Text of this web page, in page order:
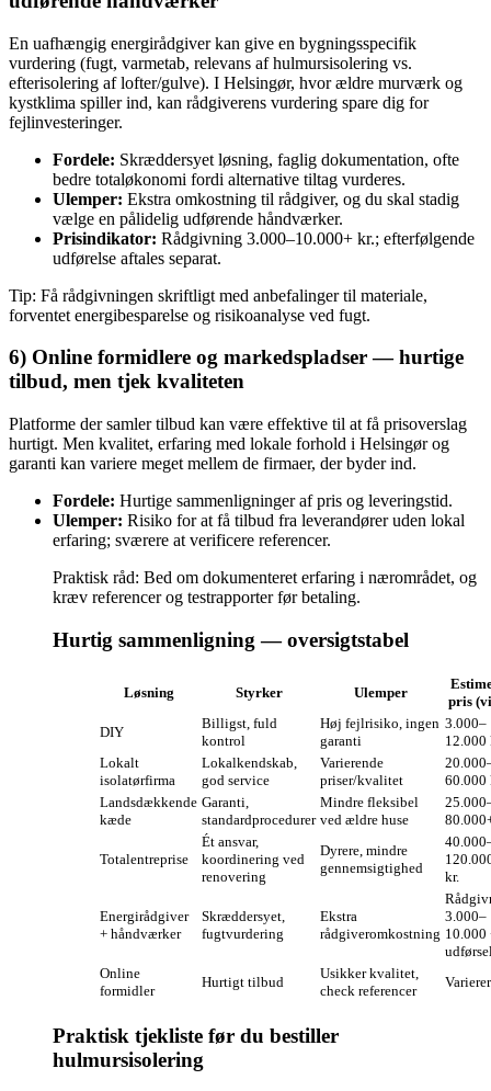
En uafhængig energirådgiver kan give en bygningsspecifik
vurdering (fugt, varmetab, relevans af hulmursisolering vs.
efterisolering af lofter/gulve). I Helsingør, hvor ældre murværk og
kystklima spiller ind, kan rådgiverens vurdering spare dig for
fejlinvesteringer.
Fordele: Skræddersyet løsning, faglig dokumentation, ofte
bedre totaløkonomi fordi alternative tiltag vurderes.
Ulemper: Ekstra omkostning til rådgiver, og du skal stadig
vælge en pålidelig udførende håndværker.
Prisindikator: Rådgivning 3.000–10.000+ kr.; efterfølgende
udførelse aftales separat.
Tip: Få rådgivningen skriftligt med anbefalinger til materiale,
forventet energibesparelse og risikoanalyse ved fugt.
6) Online formidlere og markedspladser — hurtige
tilbud, men tjek kvaliteten
Platforme der samler tilbud kan være effektive til at få prisoverslag
hurtigt. Men kvalitet, erfaring med lokale forhold i Helsingør og
garanti kan variere meget mellem de firmaer, der byder ind.
Fordele: Hurtige sammenligninger af pris og leveringstid.
Ulemper: Risiko for at få tilbud fra leverandører uden lokal
erfaring; sværere at verificere referencer.
Praktisk råd: Bed om dokumenteret erfaring i nærområdet, og
kræv referencer og testrapporter før betaling.
Hurtig sammenligning — oversigtstabel
Løsning Styrker Ulemper
pris
DIY
Billigst, fuld
kontrol
Høj fejlrisiko, ingen
garanti
3.000–
12.000
Lokalt
isolatørfirma
Lokalkendskab,
god service
Varierende
priser/kvalitet
60.000
Landsdækkende
kæde
Garanti,
standardprocedurer
Mindre fleksibel
ved ældre huse
Totalentreprise
Ét ansvar,
koordinering ved
renovering
Dyrere, mindre
gennemsigtighed
kr.
Energirådgiver
+ håndværker
Skræddersyet,
fugtvurdering
Ekstra
rådgiveromkostning
3.000–
10.000
Online
formidler
Hurtigt tilbud
Usikker kvalitet,
check referencer
Varierer
Praktisk tjekliste før du bestiller
hulmursisolering